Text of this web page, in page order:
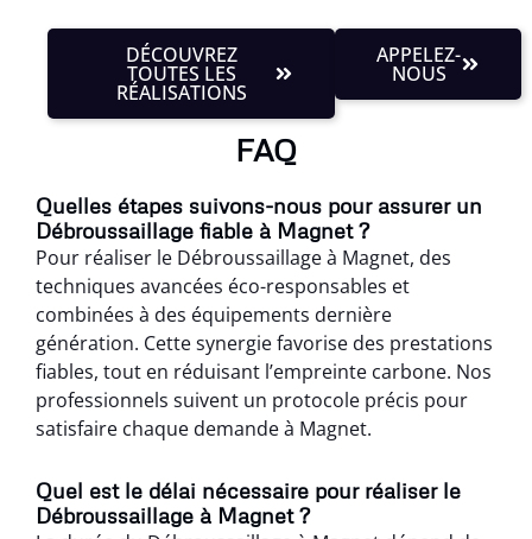
DÉCOUVREZ
TOUTES LES
RÉALISATIONS
APPELEZ-
NOUS
FAQ
Quelles étapes suivons-nous pour assurer un
Débroussaillage fiable à Magnet ?
Pour réaliser le Débroussaillage à Magnet, des
techniques avancées éco-responsables et
combinées à des équipements dernière
génération. Cette synergie favorise des prestations
fiables, tout en réduisant l’empreinte carbone. Nos
professionnels suivent un protocole précis pour
satisfaire chaque demande à Magnet.
Quel est le délai nécessaire pour réaliser le
Débroussaillage à Magnet ?